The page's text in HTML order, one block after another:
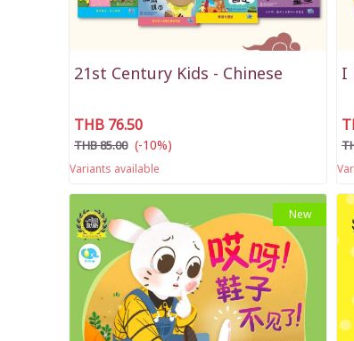
21st Century Kids - Chinese
THB 76.50
THB 85.00 (-10%)
Variants available
I
New